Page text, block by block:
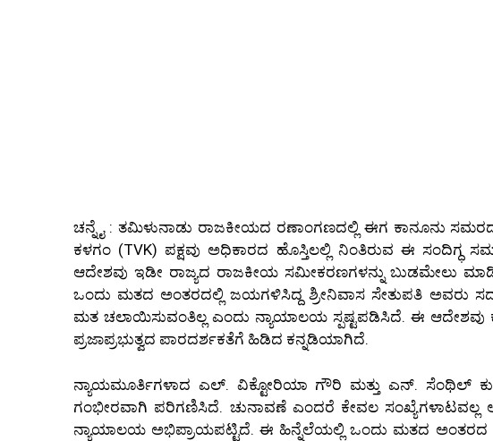
ಚನ್ನೈ : ತಮಿಳುನಾಡು ರಾಜಕೀಯದ ರಣಾಂಗಣದಲ್ಲಿ ಈಗ ಕಾನೂನು
ಕಳಗಂ (TVK) ಪಕ್ಷವು ಅಧಿಕಾರದ ಹೊಸ್ತಿಲಲ್ಲಿ ನಿಂತಿರುವ ಈ
ಆದೇಶವು ಇಡೀ ರಾಜ್ಯದ ರಾಜಕೀಯ ಸಮೀಕರಣಗಳನ್ನು ಬುಡಮೇಲು
ಒಂದು ಮತದ ಅಂತರದಲ್ಲಿ ಜಯಗಳಿಸಿದ್ದ ಶ್ರೀನಿವಾಸ ಸೇತುಪತಿ ಅವರು
ಮತ ಚಲಾಯಿಸುವಂತಿಲ್ಲ ಎಂದು ನ್ಯಾಯಾಲಯ ಸ್ಪಷ್ಟಪಡಿಸಿದೆ. ಈ ಆದೇಶವು
ಪ್ರಜಾಪ್ರಭುತ್ವದ ಪಾರದರ್ಶಕತೆಗೆ ಹಿಡಿದ ಕನ್ನಡಿಯಾಗಿದೆ.
ನ್ಯಾಯಮೂರ್ತಿಗಳಾದ ಎಲ್. ವಿಕ್ಟೋರಿಯಾ ಗೌರಿ ಮತ್ತು ಎನ್. ಸೆಂಥಿಲ್
ಗಂಭೀರವಾಗಿ ಪರಿಗಣಿಸಿದೆ. ಚುನಾವಣೆ ಎಂದರೆ ಕೇವಲ
ನ್ಯಾಯಾಲಯ ಅಭಿಪ್ರಾಯಪಟ್ಟಿದೆ. ಈ ಹಿನ್ನೆಲೆಯಲ್ಲಿ ಒಂದು ಮತದ